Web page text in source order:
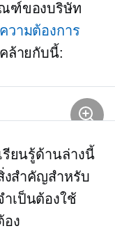
ฑ์ของบริษัท
วามต้องการ
ล้ายกับนี้:
ยนรู้ด้านล่างนี้
งสำคัญสำหรับ
เป็นต้องใช้
อง